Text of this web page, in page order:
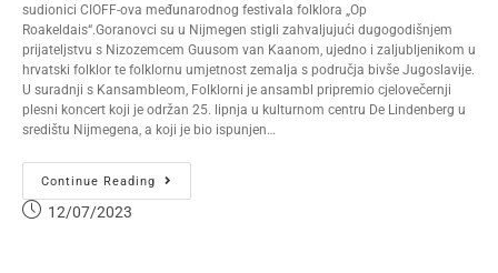
sudionici CIOFF-ova međunarodnog festivala folklora „Op
Roakeldais“.Goranovci su u Nijmegen stigli zahvaljujući dugogodišnjem
prijateljstvu s Nizozemcem Guusom van Kaanom, ujedno i zaljubljenikom u
hrvatski folklor te folklornu umjetnost zemalja s područja bivše Jugoslavije.
U suradnji s Kansambleom, Folklorni je ansambl pripremio cjelovečernji
plesni koncert koji je održan 25. lipnja u kulturnom centru De Lindenberg u
središtu Nijmegena, a koji je bio ispunjen…
Continue Reading
12/07/2023